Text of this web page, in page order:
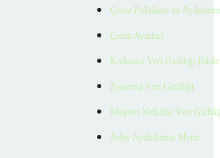
Çerez Politikası ve
Çerez Ayarları
Kullanıcı Veri Gizliliği
Ziyaretçi Veri Gizliliği
Müşteri Yetkilisi Veri
Aday Aydınlatma Metni